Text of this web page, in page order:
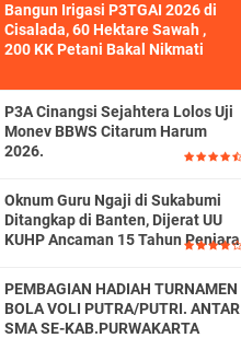
Bangun Irigasi P3TGAI 2026 di
Cisalada, 60 Hektare Sawah ,
200 KK Petani Bakal Nikmati
P3A Cinangsi Sejahtera Lolos Uji
Monev BBWS Citarum Harum
2026.
Oknum Guru Ngaji di Sukabumi
Ditangkap di Banten, Dijerat UU
KUHP Ancaman 15 Tahun Penjara
PEMBAGIAN HADIAH TURNAMEN
BOLA VOLI PUTRA/PUTRI. ANTAR
SMA SE-KAB.PURWAKARTA